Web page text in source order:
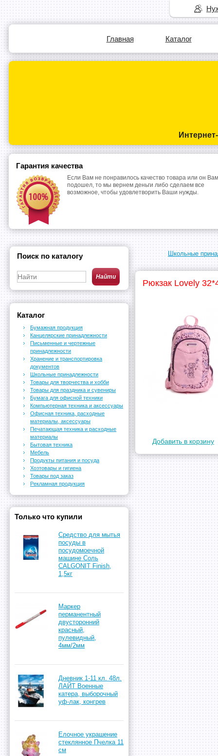
Главная Каталог
Гарантия качества
Если Вам не понравилось качество товара или он
подошел, то мы вернем деньги либо сделаем все
возможное, чтобы удовлетворить Ваши нужды.
Школьные
Рюкзак Lovely
Добавить в корзину
Поиск по каталогу
Каталог
Бумажная продукция
Канцелярские принадлежности
Письменные и чертежные
принадлежности
Хранение и транспортировка
документов
Школьные принадлежности
Товары для творчества и хобби
Товары для праздника и сувениры
Бумага для офисной техники
Компьютерная техника и аксессуары
Офисная техника, расходные
материалы, аксессуары
Печатающая техника и расходные
материалы
Бытовая техника
Мебель
Продукты питания и посуда
Хозтовары и гигиена
Товары под заказ
Рекламная продукция
Только что купили
Средство для мытья
посуды в
посудомоечной
машине Соль
CALGONIT Finish,
1,5кг
Маркер
перманентный
двусторонний
красный,
пулевидный,
4мм/2мм
Дневник 1-11 кл. 48л.
ЛАЙТ Военные
катера, выборочный
уф-лак, конгрев
Елочное украшение
стеклянное Пчелка 11
см